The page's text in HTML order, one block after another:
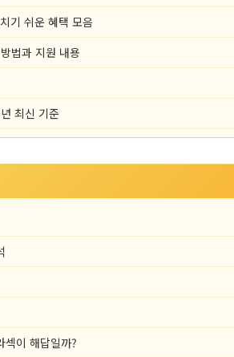
기 쉬운 혜택 모음
법과 지원 내용
최신 기준
섹이 해답일까?